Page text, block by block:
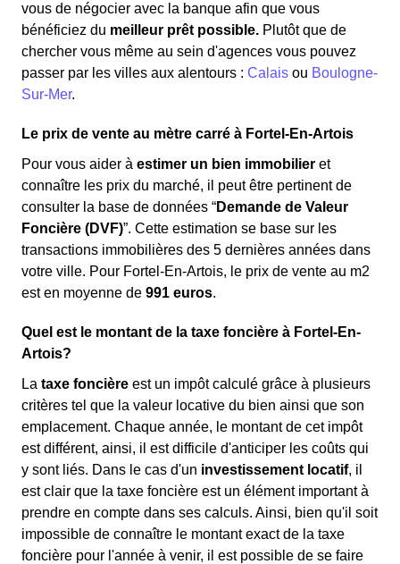
vous de négocier avec la banque afin que vous
bénéficiez du meilleur prêt possible. Plutôt que de
chercher vous même au sein d'agences vous pouvez
passer par les villes aux alentours : Calais ou Boulogne-
Sur-Mer.
Le prix de vente au mètre carré à Fortel-En-Artois
Pour vous aider à estimer un bien immobilier et
connaître les prix du marché, il peut être pertinent de
consulter la base de données “Demande de Valeur
Foncière (DVF)”. Cette estimation se base sur les
transactions immobilières des 5 dernières années dans
votre ville. Pour Fortel-En-Artois, le prix de vente au m2
est en moyenne de 991 euros.
Quel est le montant de la taxe foncière à Fortel-En-
Artois?
La taxe foncière est un impôt calculé grâce à plusieurs
critères tel que la valeur locative du bien ainsi que son
emplacement. Chaque année, le montant de cet impôt
est différent, ainsi, il est difficile d'anticiper les coûts qui
y sont liés. Dans le cas d'un investissement locatif, il
est clair que la taxe foncière est un élément important à
prendre en compte dans ses calculs. Ainsi, bien qu'il soit
impossible de connaître le montant exact de la taxe
foncière pour l'année à venir, il est possible de se faire